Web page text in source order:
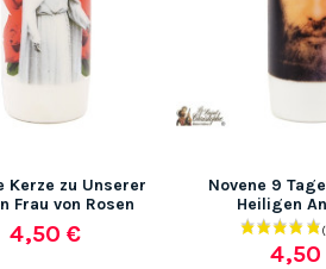
Kerze zu Unserer
Frau von Rosen
4,50 €
Novene 9
Heiligen
4,50